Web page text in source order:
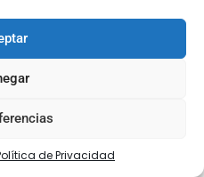
de Privacidad